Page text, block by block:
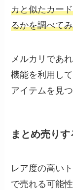
カと似たカー
るかを調べて
メルカリであ
機能を利用し
アイテムを見
まとめ売りす
レア度の高い
で売れる可能